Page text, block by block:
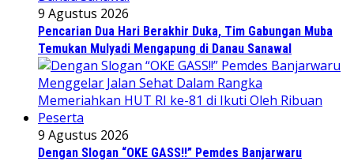
9 Agustus 2026
Pencarian Dua Hari Berakhir Duka, Tim Gabungan Muba
Temukan Mulyadi Mengapung di Danau Sanawal
9 Agustus 2026
Dengan Slogan “OKE GASS!!” Pemdes Banjarwaru